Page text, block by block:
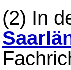
(2) In